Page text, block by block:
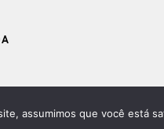
assumimos que você está